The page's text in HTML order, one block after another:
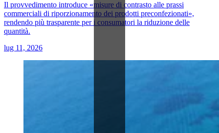
Il provvedimento introduce «misure di contrasto alle prassi
commerciali di riporzionamento dei prodotti preconfezionati»,
rendendo più trasparente per i consumatori la riduzione delle
quantità.
lug 11, 2026